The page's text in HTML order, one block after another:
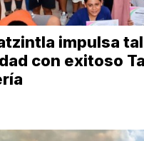
impulsa
con exitoso